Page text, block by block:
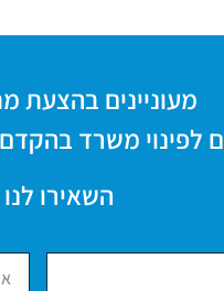
מעוניינים בהצעת מחיר
לפינוי משרד
השאירו